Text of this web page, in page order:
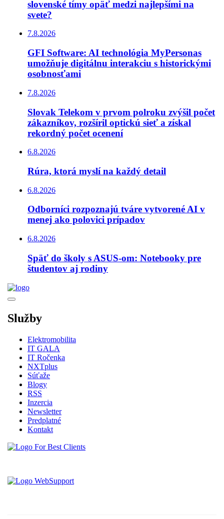
slovenské tímy opäť medzi najlepšími na
svete?
7.8.2026
GFI Software: AI technológia MyPersonas
umožňuje digitálnu interakciu s historickými
osobnosťami
7.8.2026
Slovak Telekom v prvom polroku zvýšil počet
zákazníkov, rozšíril optickú sieť a získal
rekordný počet ocenení
6.8.2026
Rúra, ktorá myslí na každý detail
6.8.2026
Odborníci rozpoznajú tváre vytvorené AI v
menej ako polovici prípadov
6.8.2026
Späť do školy s ASUS-om: Notebooky pre
študentov aj rodiny
Služby
Elektromobilita
IT GALA
IT Ročenka
NXTplus
Súťaže
Blogy
RSS
Inzercia
Newsletter
Predplatné
Kontakt